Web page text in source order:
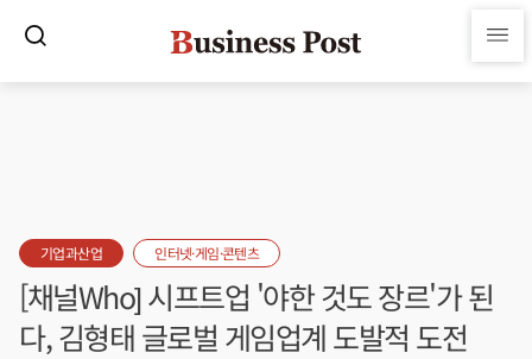
기업과산업 인터넷·게임·콘텐츠
[채널Who] 시프트업 '야한 것도 장르'가 된
다, 김형태 글로벌 게임업계 도발적 도전